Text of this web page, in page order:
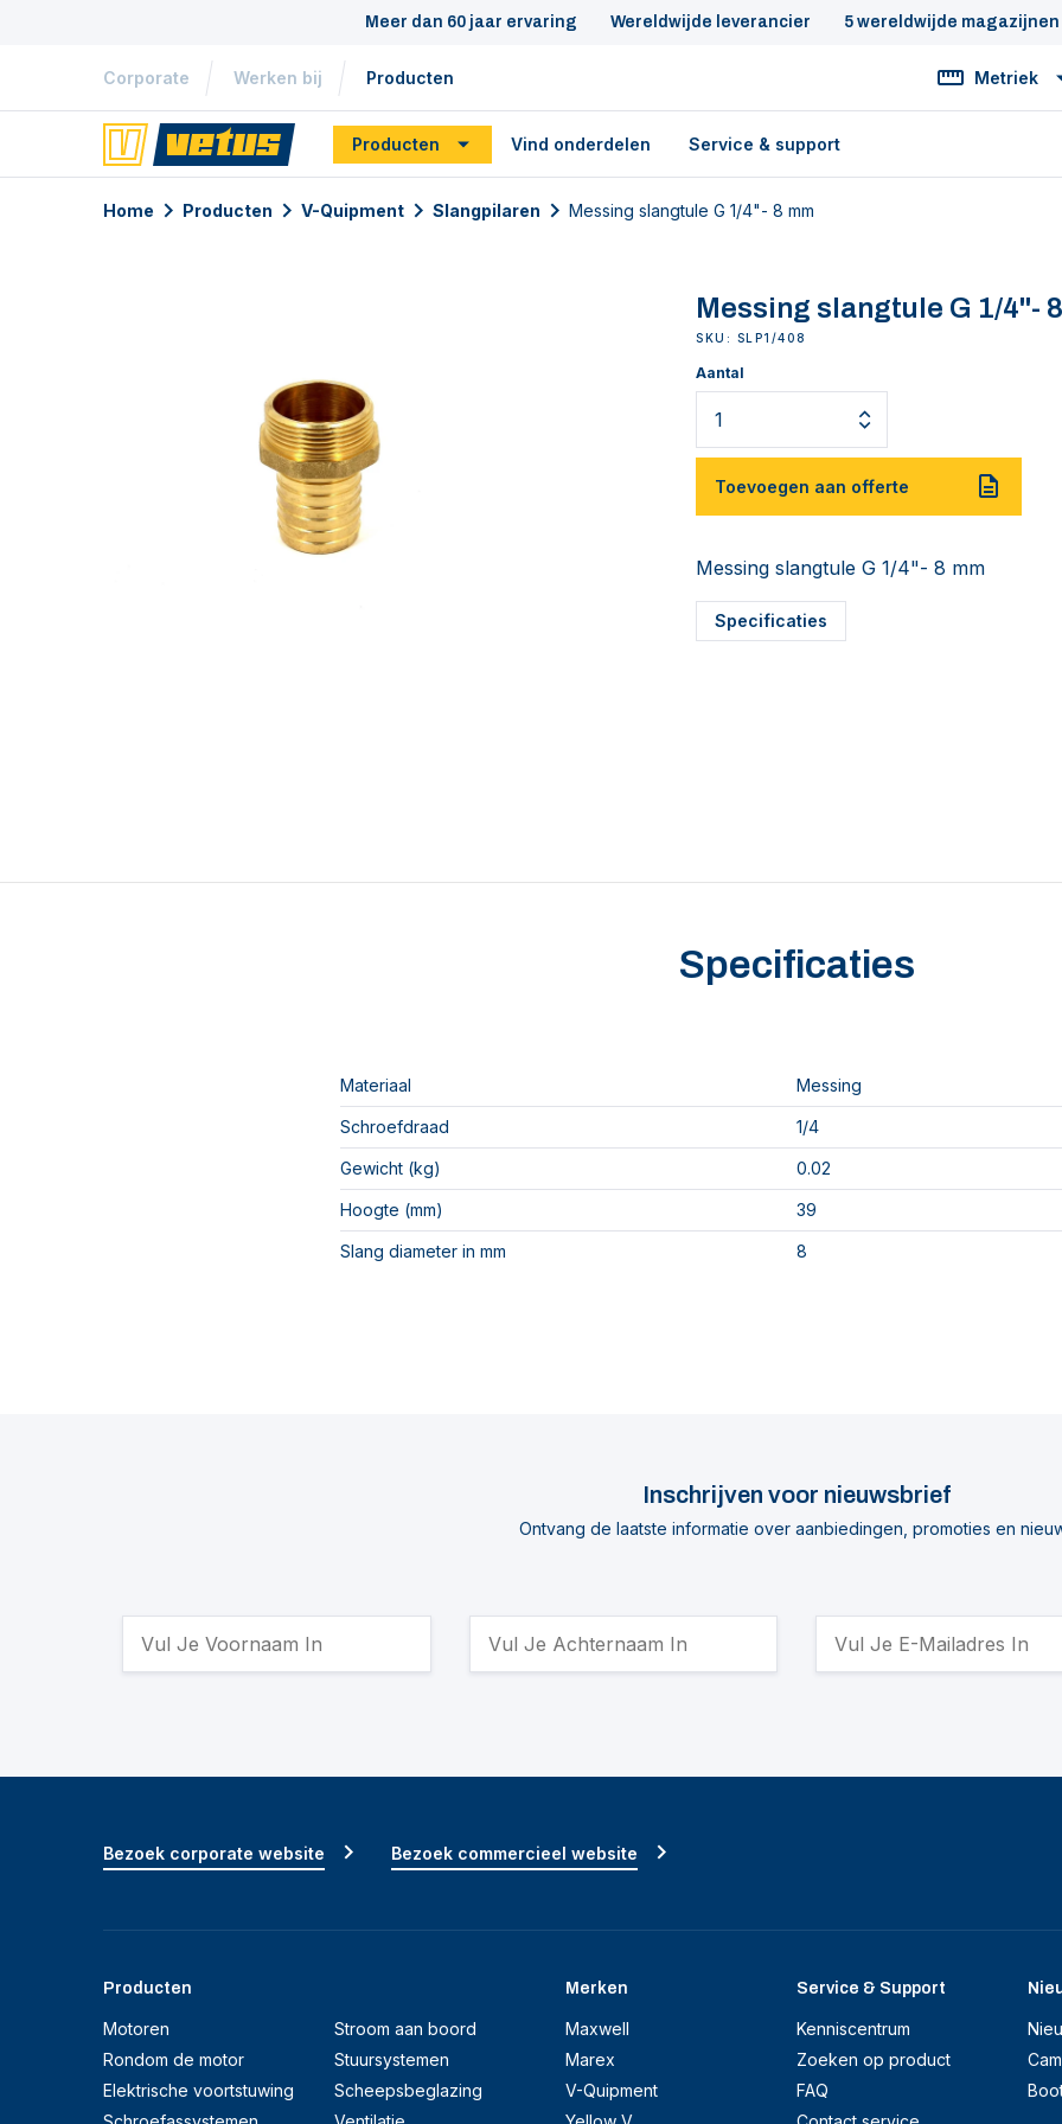
Meer dan 60 jaar ervaring Wereldwijde leverancier 5 wereldwijde magazijnen
Corporate Werken bij Producten Metriek
Producten Vind onderdelen Service & support
Home Producten V-Quipment Slangpilaren Messing slangtule G 1/4"- 8 mm
Messing slangtule G 1/4"-
SKU: SLP1/408
Aantal
Toevoegen aan offerte
Messing slangtule G 1/4"- 8 mm
Specificaties
Specificaties
Materiaal Messing
Schroefdraad 1/4
Gewicht (kg) 0.02
Hoogte (mm) 39
Slang diameter in mm 8
Inschrijven voor nieuwsbrief
Ontvang de laatste informatie over aanbiedingen, promoties en
Producten
Motoren
Rondom de motor
Elektrische voortstuwing
Stroom aan boord
Stuursystemen
Scheepsbeglazing
Merken
Maxwell
Marex
V-Quipment
Service & Support
Kenniscentrum
Zoeken op product
FAQ
Bezoek corporate website Bezoek commercieel website